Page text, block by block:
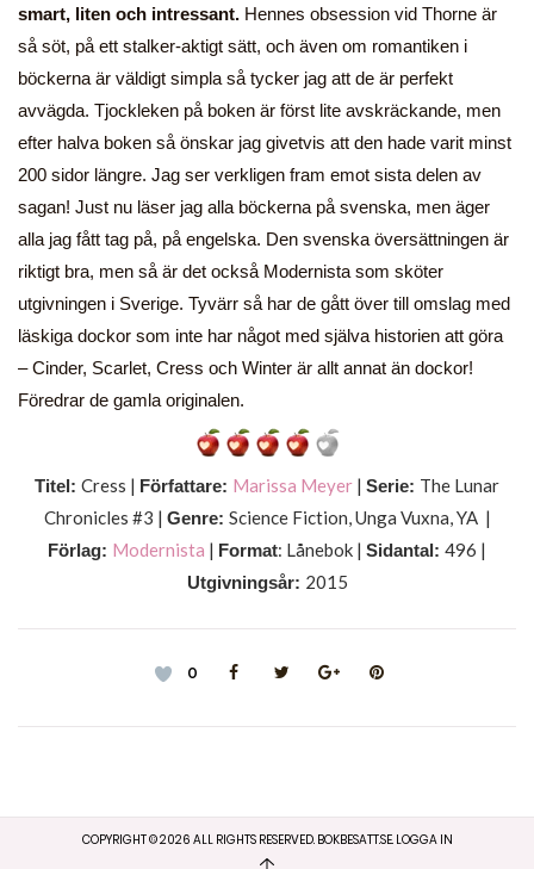
smart, liten och intressant. Hennes obsession vid Thorne är
så söt, på ett stalker-aktigt sätt, och även om romantiken i
böckerna är väldigt simpla så tycker jag att de är perfekt
avvägda. Tjockleken på boken är först lite avskräckande, men
efter halva boken så önskar jag givetvis att den hade varit minst
200 sidor längre. Jag ser verkligen fram emot sista delen av
sagan! Just nu läser jag alla böckerna på svenska, men äger
alla jag fått tag på, på engelska. Den svenska översättningen är
riktigt bra, men så är det också Modernista som sköter
utgivningen i Sverige. Tyvärr så har de gått över till omslag med
läskiga dockor som inte har något med själva historien att göra
– Cinder, Scarlet, Cress och Winter är allt annat än dockor!
Föredrar de gamla originalen.
Titel: Cress | Författare: Marissa Meyer | Serie: The Lunar
Chronicles #3 | Genre: Science Fiction, Unga Vuxna, YA |
Förlag: Modernista | Format: Lånebok | Sidantal: 496 |
Utgivningsår: 2015
0
COPYRIGHT ©2026 ALL RIGHTS RESERVED. BOKBESATT.SE. LOGGA IN